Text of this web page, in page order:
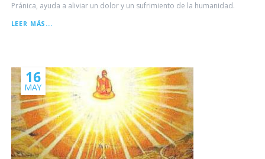
Pránica, ayuda a aliviar un dolor y un sufrimiento de la humanidad.
LEER MÁS...
16
MAY